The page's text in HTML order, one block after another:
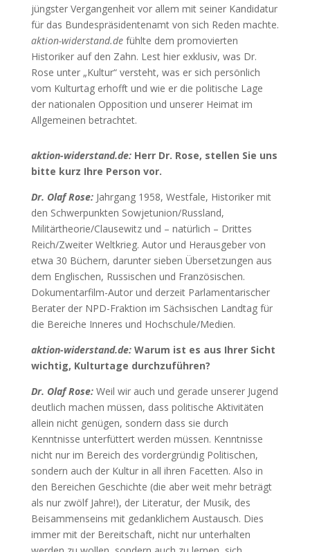
jüngster Vergangenheit vor allem mit seiner Kandidatur
für das Bundespräsidentenamt von sich Reden machte.
aktion-widerstand.defühlte dem promovierten
Historiker auf den Zahn. Lest hier exklusiv, was Dr.
Rose unter „Kultur“ versteht, was er sich persönlich
vom Kulturtag erhofft und wie er die politische Lage
der nationalen Opposition und unserer Heimat im
Allgemeinen betrachtet.
aktion-widerstand.de: Herr Dr. Rose, stellen Sie uns
bitte kurz Ihre Person vor.
Dr. Olaf Rose: Jahrgang 1958, Westfale, Historiker mit
den Schwerpunkten Sowjetunion/Russland,
Militärtheorie/Clausewitz und – natürlich – Drittes
Reich/Zweiter Weltkrieg. Autor und Herausgeber von
etwa 30 Büchern, darunter sieben Übersetzungen aus
dem Englischen, Russischen und Französischen.
Dokumentarfilm-Autor und derzeit Parlamentarischer
Berater der NPD-Fraktion im Sächsischen Landtag für
die Bereiche Inneres und Hochschule/Medien.
aktion-widerstand.de: Warum ist es aus Ihrer Sicht
wichtig, Kulturtage durchzuführen?
Dr. Olaf Rose: Weil wir auch und gerade unserer Jugend
deutlich machen müssen, dass politische Aktivitäten
allein nicht genügen, sondern dass sie durch
Kenntnisse unterfüttert werden müssen. Kenntnisse
nicht nur im Bereich des vordergründig Politischen,
sondern auch der Kultur in all ihren Facetten. Also in
den Bereichen Geschichte (die aber weit mehr beträgt
als nur zwölf Jahre!), der Literatur, der Musik, des
Beisammenseins mit gedanklichem Austausch. Dies
immer mit der Bereitschaft, nicht nur unterhalten